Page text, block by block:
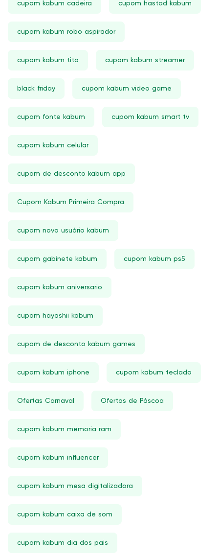
cupom kabum cadeira cupom hastad kabum
cupom kabum robo aspirador
cupom kabum tito cupom kabum streamer
black friday cupom kabum video game
cupom fonte kabum cupom kabum smart tv
cupom kabum celular
cupom de desconto kabum app
Cupom Kabum Primeira Compra
cupom novo usuário kabum
cupom gabinete kabum cupom kabum ps5
cupom kabum aniversario
cupom hayashii kabum
cupom de desconto kabum games
cupom kabum iphone cupom kabum teclado
Ofertas Carnaval Ofertas de Páscoa
cupom kabum memoria ram
cupom kabum influencer
cupom kabum mesa digitalizadora
cupom kabum caixa de som
cupom kabum dia dos pais